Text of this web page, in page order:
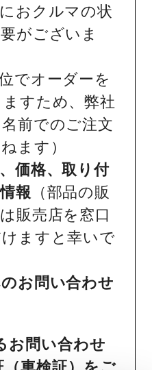
おクルマの状
がございま
でオーダーを
すため、弊社
前でのご注文
ます）
価格、取り付
報 （部品の販
販売店を窓口
ますと幸いで
お問い合わせ
お問い合わせ